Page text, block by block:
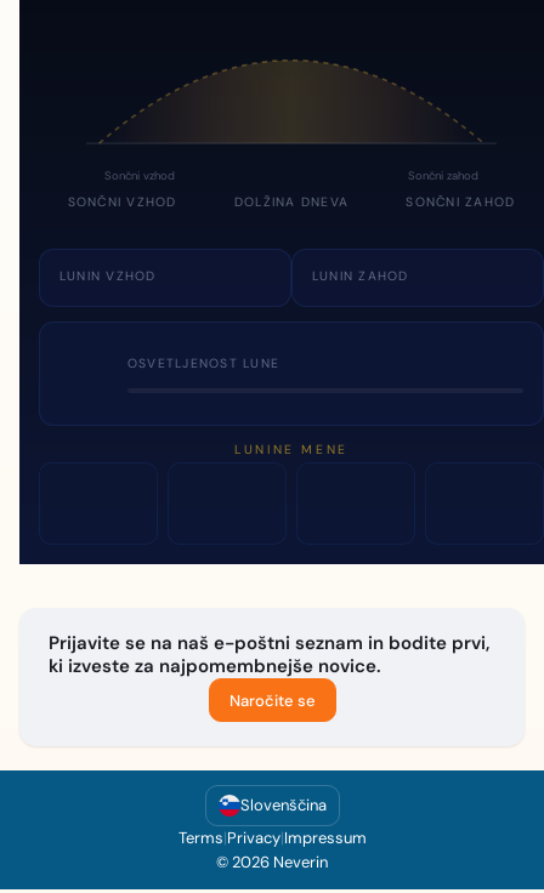
Sončni vzhod Sončni zahod
SONČNI VZHOD DOLŽINA DNEVA SONČNI ZAHOD
LUNIN VZHOD LUNIN ZAHOD
OSVETLJENOST LUNE
LUNINE MENE
Prijavite se na naš e-poštni seznam in bodite prvi,
ki izveste za najpomembnejše novice.
Naročite se
Slovenščina
Terms|Privacy|Impressum
© 2026 Neverin